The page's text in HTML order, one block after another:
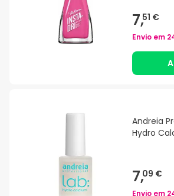
7,51 €
Envio em
Andreia
Hydro
7,09 €
Envio em